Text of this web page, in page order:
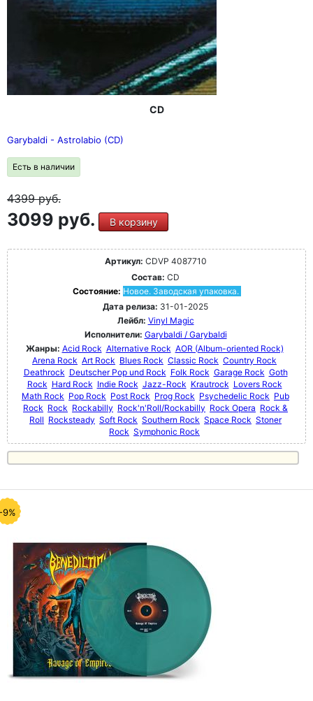
CD
Garybaldi - Astrolabio (CD)
Есть в наличии
4399руб.
3099 руб. В корзину
Артикул: CDVP 4087710
Состав: CD
Состояние: Новое. Заводская упаковка.
Дата релиза: 31-01-2025
Лейбл: Vinyl Magic
Исполнители: Garybaldi / Garybaldi
Жанры: Acid Rock Alternative Rock AOR (Album-oriented Rock)
Arena Rock Art Rock Blues Rock Classic Rock Country Rock
Deathrock Deutscher Pop und Rock Folk Rock Garage Rock Goth
Rock Hard Rock Indie Rock Jazz-Rock Krautrock Lovers Rock
Math Rock Pop Rock Post Rock Prog Rock Psychedelic Rock Pub
Rock Rock Rockabilly Rock'n'Roll/Rockabilly Rock Opera Rock &
Roll Rocksteady Soft Rock Southern Rock Space Rock Stoner
Rock Symphonic Rock
9%